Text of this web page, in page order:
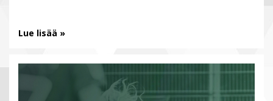
Lue lisää »